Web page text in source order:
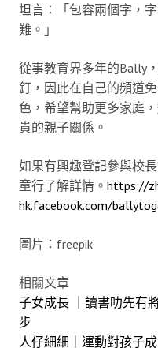
坦言：「包容兩個字，
難。」
從事教育界多年的Bally
釘，因此在自己的頻道
色，希望幫助更多家庭
貴的親子關係。
如果有興趣登記參與校
童行了解詳情。 https://
hk.facebook.com/
圖片：freepik
相關文章
子女成長 ｜讀書叻先有
步
人仔細細｜運動對孩子